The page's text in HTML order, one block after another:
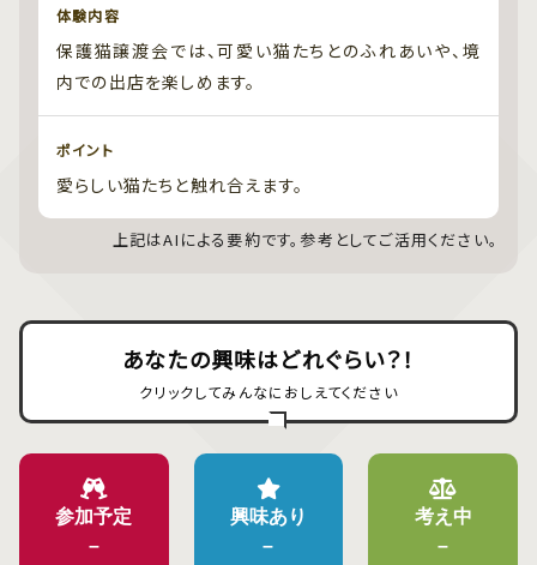
体験内容
保護猫譲渡会では、可愛い猫たちとのふれあいや、境
内での出店を楽しめます。
ポイント
愛らしい猫たちと触れ合えます。
上記はAIによる要約です。参考としてご活用ください。
あなたの興味はどれぐらい？！
クリックしてみんなにおしえてください
参加予定
–
興味あり
–
考え中
–